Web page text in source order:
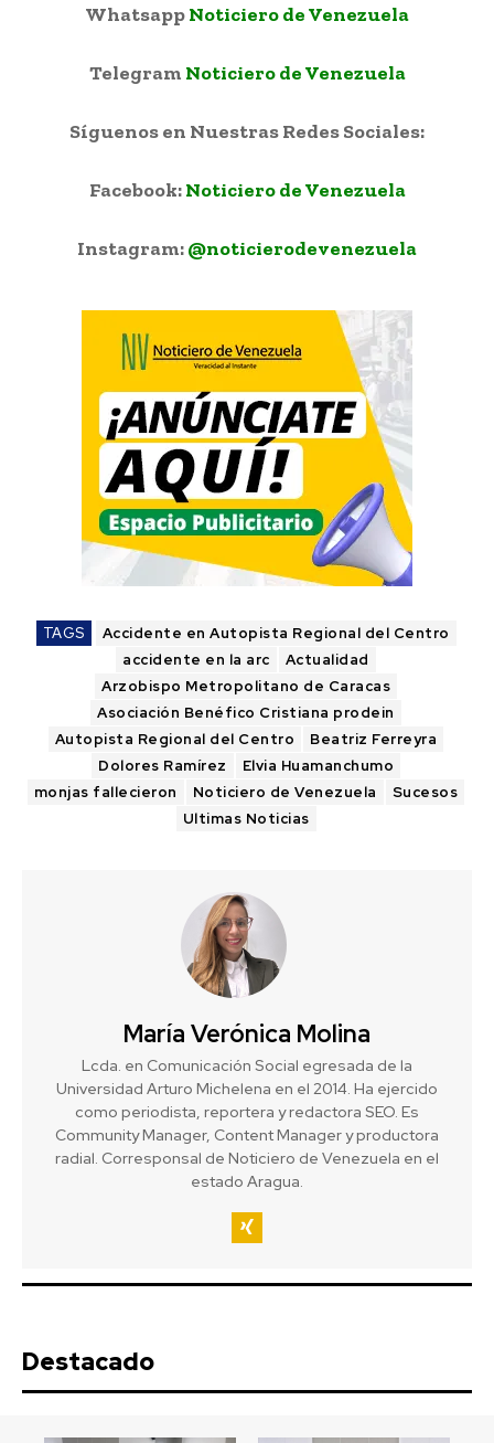
WhatsappNoticiero de Venezuela
Telegram Noticiero de Venezuela
Síguenos en Nuestras Redes Sociales:
Facebook: Noticiero de Venezuela
Instagram:@noticierodevenezuela
TAGS
Accidente en Autopista Regional del Centro
accidente en la arc
Actualidad
Arzobispo Metropolitano de Caracas
Asociación Benéfico Cristiana prodein
Autopista Regional del Centro
Beatriz Ferreyra
Dolores Ramírez
Elvia Huamanchumo
monjas fallecieron
Noticiero de Venezuela
Sucesos
Ultimas Noticias
María Verónica Molina
Lcda. en Comunicación Social egresada de la
Universidad Arturo Michelena en el 2014. Ha ejercido
como periodista, reportera y redactora SEO. Es
Community Manager, Content Manager y productora
radial. Corresponsal de Noticiero de Venezuela en el
estado Aragua.
Destacado